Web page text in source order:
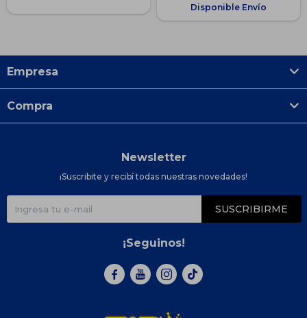
Disponible Envío
Empresa
Compra
Newsletter
¡Suscribite y recibí todas nuestras novedades!
SUSCRIBIRME
¡Seguinos!
  